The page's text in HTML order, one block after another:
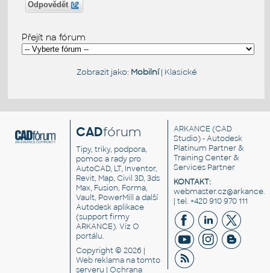
Odpovědět
Přejít na fórum
Zobrazit jako: Mobilní| Klasické
CADfórum
Tipy, triky, podpora,
pomoc a rady pro
AutoCAD, LT, Inventor,
Revit, Map, Civil 3D, 3ds
Max, Fusion, Forma,
Vault, PowerMill a další
Autodesk aplikace
(support firmy
ARKANCE). VizO
portálu.
Copyright © 2026 |
Web reklama na tomto
serveru |Ochrana
ARKANCE (CAD
Studio) - Autodesk
Platinum Partner &
Training Center &
Services Partner
KONTAKT:
| tel. +420 910 970 111